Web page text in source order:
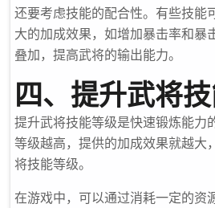
还要考虑技能的配合性。有些技能
大的加成效果，如增加暴击率和暴
叠加，提高武将的输出能力。
四、提升武将
提升武将技能等级是快速锻炼能力
等级越高，提供的加成效果就越大
将技能等级。
在游戏中，可以通过消耗一定的资